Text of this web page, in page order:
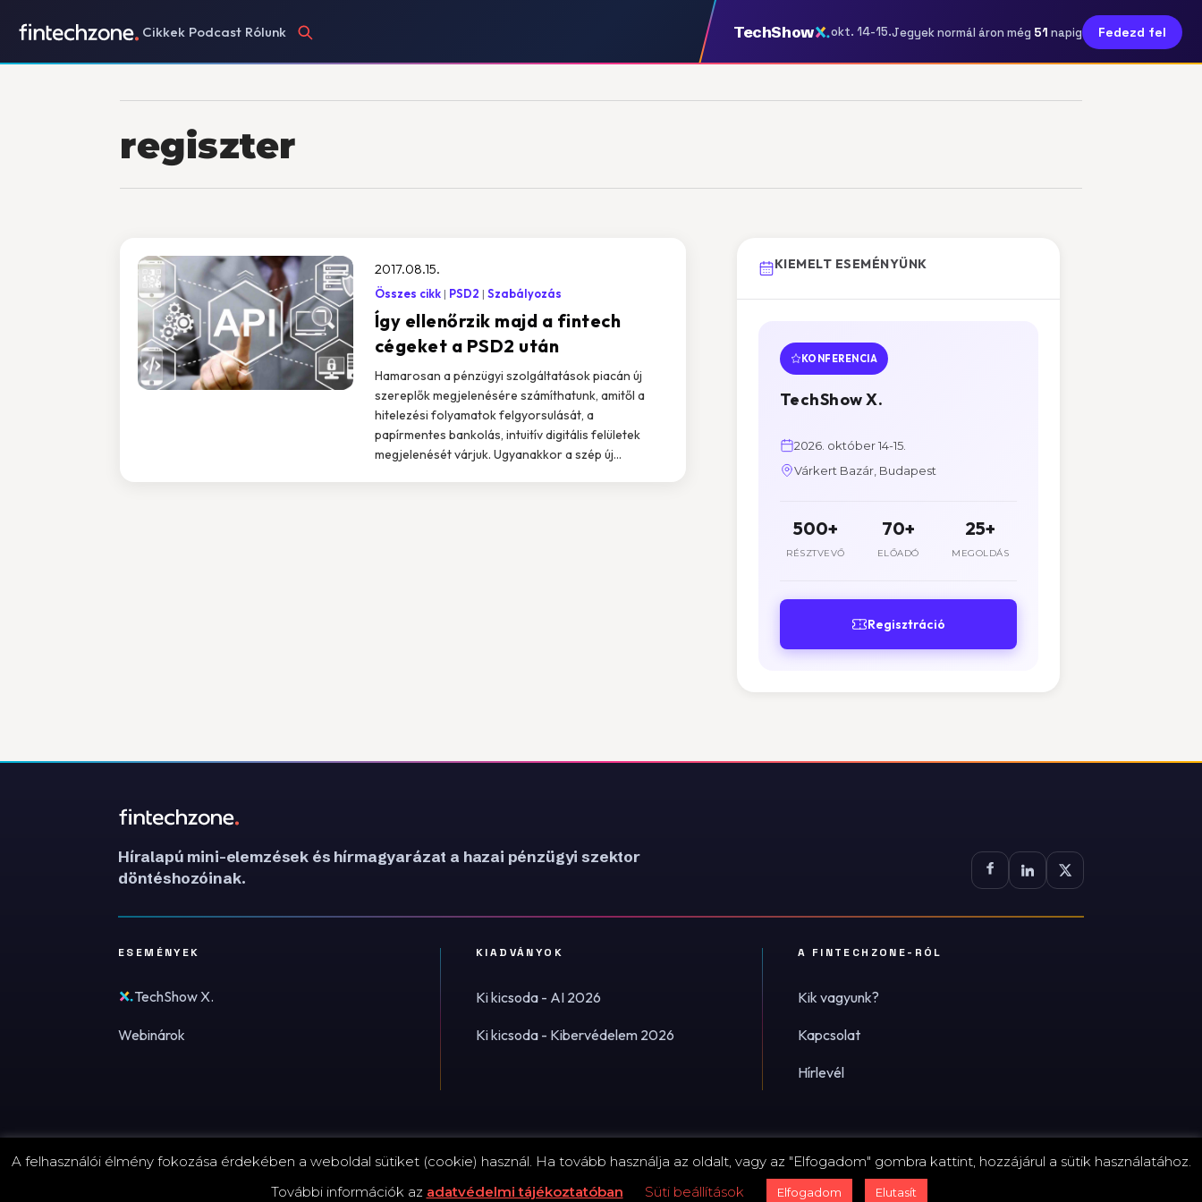
Cikkek Podcast Rólunk TechShow okt. 14-15.Jegyek normál áron még 51 napig Fedezd fel
regiszter
Így ellenőrzik majd a fintech
cégeket a PSD2 után
2017.08.15.
Összes cikk PSD2 Szabályozás
Hamarosan a pénzügyi szolgáltatások piacán új
szereplők megjelenésére számíthatunk, amitől a
hitelezési folyamatok felgyorsulását, a
papírmentes bankolás, intuitív digitális felületek
megjelenését várjuk. Ugyanakkor a szép új...
KIEMELT ESEMÉNYÜNK
KONFERENCIA
TechShow X.
2026. október 14-15.
Várkert Bazár, Budapest
500+
RÉSZTVEVŐ
70+
ELŐADÓ
25+
MEGOLDÁS
Regisztráció
Híralapú mini-elemzések és hírmagyarázat a hazai pénzügyi szektor
döntéshozóinak.
ESEMÉNYEK
TechShow X.
Webinárok
KIADVÁNYOK
Ki kicsoda - AI 2026
Ki kicsoda - Kibervédelem 2026
A FINTECHZONE-RÓL
Kik vagyunk?
Kapcsolat
Hírlevél
© 2026 FinTechZone.hu - A FinTech Group Kft. Impresszum · Adatvédelmi tájékoztató (PDF) Süti-beállítások
A felhasználói élmény fokozása érdekében a weboldal sütiket (cookie) használ. Ha tovább használja az oldalt, vagy az "Elfogadom" gombra kattint, hozzájárul a sütik használatához.
További információk az adatvédelmi tájékoztatóban Süti beállítások Elfogadom Elutasít